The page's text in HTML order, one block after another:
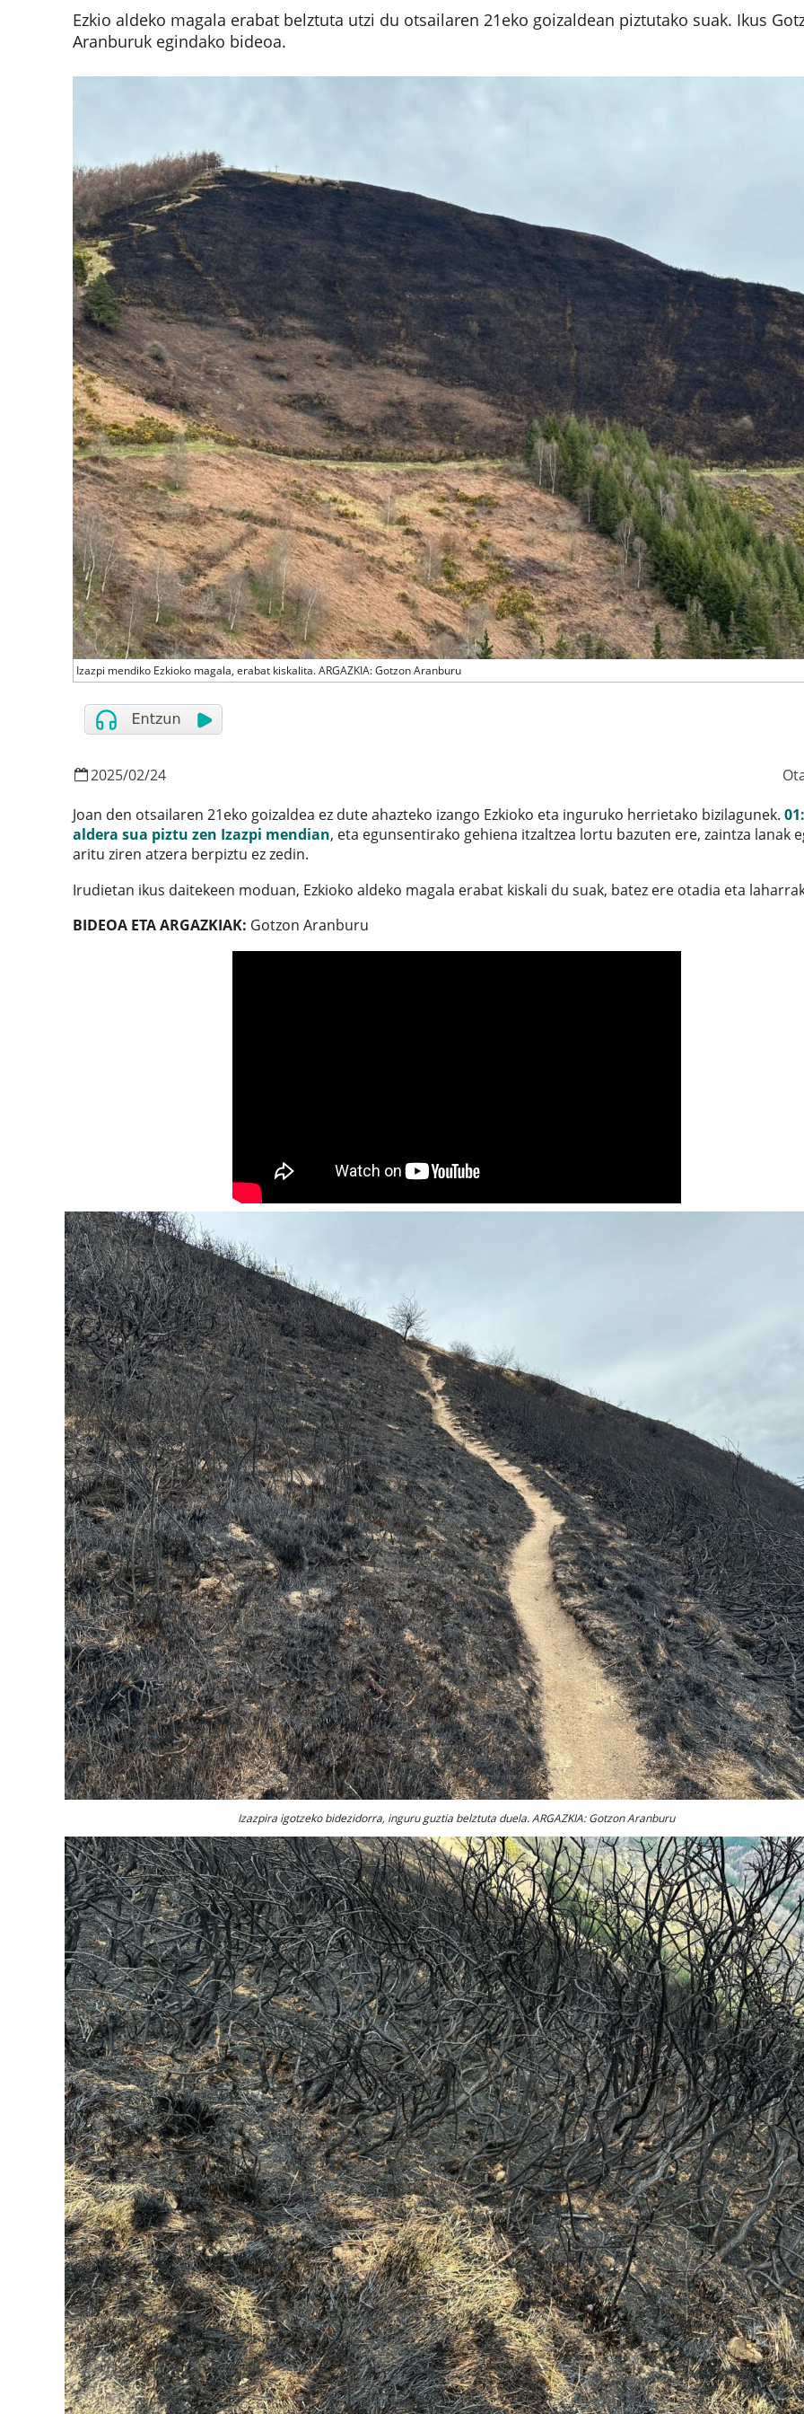
Ezkio aldeko magala erabat belztuta utzi du otsailaren 21eko goizaldean piztutako suak. Ikus
Aranburuk egindako bideoa.
Izazpi mendiko Ezkioko magala, erabat kiskalita. ARGAZKIA: Gotzon Aranburu
2025/02/24
Joan den otsailaren 21eko goizaldea ez dute ahazteko izango Ezkioko eta inguruko herrietako bizilagunek.
aldera sua piztu zen Izazpi mendian, eta egunsentirako gehiena itzaltzea lortu bazuten ere, zaintza lanak
aritu ziren atzera berpiztu ez zedin.
Irudietan ikus daitekeen moduan, Ezkioko aldeko magala erabat kiskali du suak, batez ere otadia eta
BIDEOA ETA ARGAZKIAK: Gotzon Aranburu
Izazpira igotzeko bidezidorra, inguru guztia belztuta duela. ARGAZKIA: Gotzon Aranburu